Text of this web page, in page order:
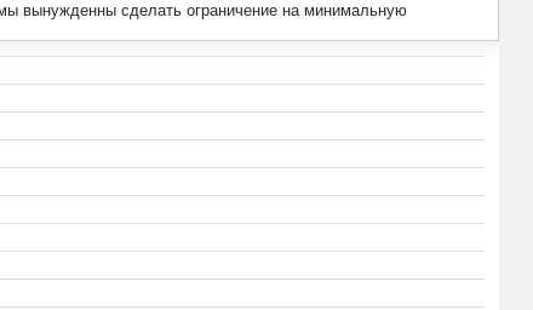
вынужденны сделать ограничение на минимальную